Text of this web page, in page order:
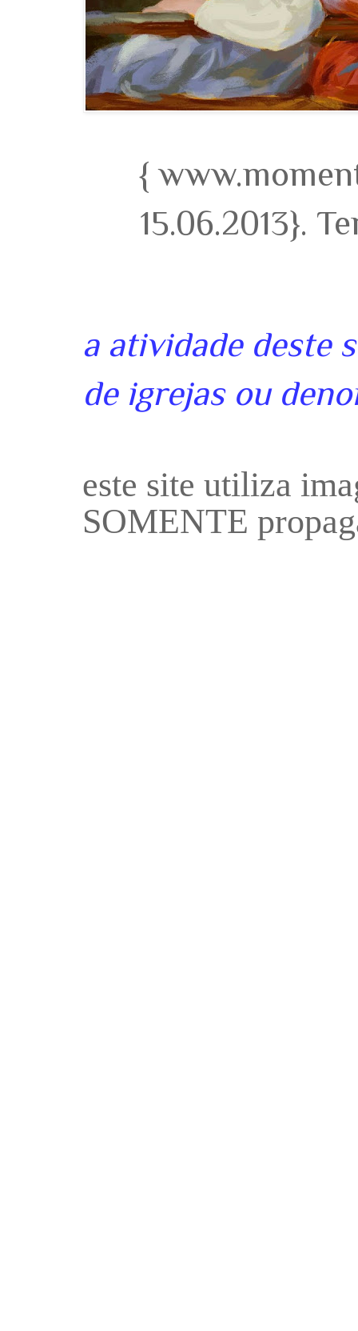
{
15.06.2013}.
a atividade deste
de igrejas ou
este site utiliza
SOMENTE